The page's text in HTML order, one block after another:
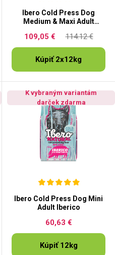
Ibero Cold Press Dog
Medium & Maxi Adult
114.12 €
109,05 €
Kúpiť 2x12kg
K vybraným variantám
darček zdarma
Ibero Cold Press Dog Mini
Adult Iberico
60,63 €
Kúpiť 12kg